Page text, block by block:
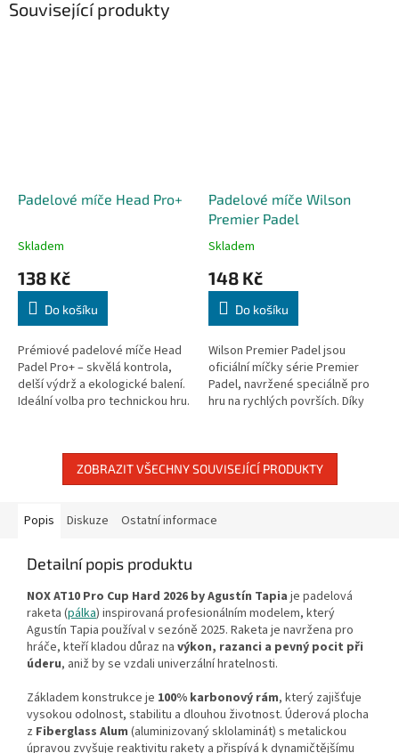
Související produkty
Padelové míče Head Pro+
Skladem
138 Kč
Do košíku
Prémiové padelové míče Head
Padel Pro+ – skvělá kontrola,
delší výdrž a ekologické balení.
Ideální volba pro technickou hru.
Padelové míče Wilson
Premier Padel
Skladem
148 Kč
Do košíku
Wilson Premier Padel jsou
oficiální míčky série Premier
Padel, navržené speciálně pro
hru na rychlých površích. Díky
ZOBRAZIT VŠECHNY SOUVISEJÍCÍ PRODUKTY
Popis Diskuze Ostatní informace
Detailní popis produktu
NOX AT10 Pro Cup Hard 2026 by Agustín Tapia je padelová
raketa (pálka) inspirovaná profesionálním modelem, který
Agustín Tapia používal v sezóně 2025. Raketa je navržena pro
hráče, kteří kladou důraz na výkon, razanci a pevný pocit při
úderu, aniž by se vzdali univerzální hratelnosti.
Základem konstrukce je 100% karbonový rám, který zajišťuje
vysokou odolnost, stabilitu a dlouhou životnost. Úderová plocha
z Fiberglass Alum (aluminizovaný sklolaminát) s metalickou
úpravou zvyšuje reaktivitu rakety a přispívá k dynamičtějšímu